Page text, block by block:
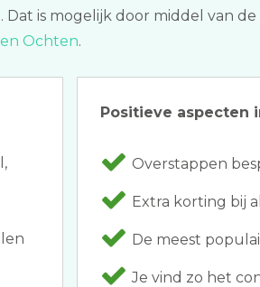
Dat is mogelijk door middel van
Ochten.
Positieve aspecten
Overstappen
Extra korting bij
De meest
Je vind zo het